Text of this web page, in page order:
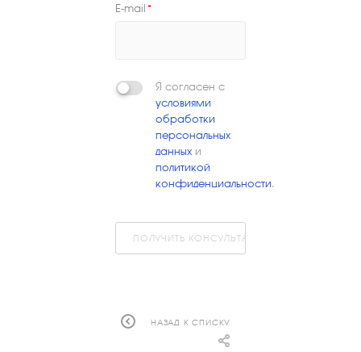
E-mail *
Я согласен с
условиями
обработки
персональных
данных и
политикой
конфиденциальности.
ПОЛУЧИТЬ КОНСУЛЬТАЦИЮ
НАЗАД К СПИСКУ